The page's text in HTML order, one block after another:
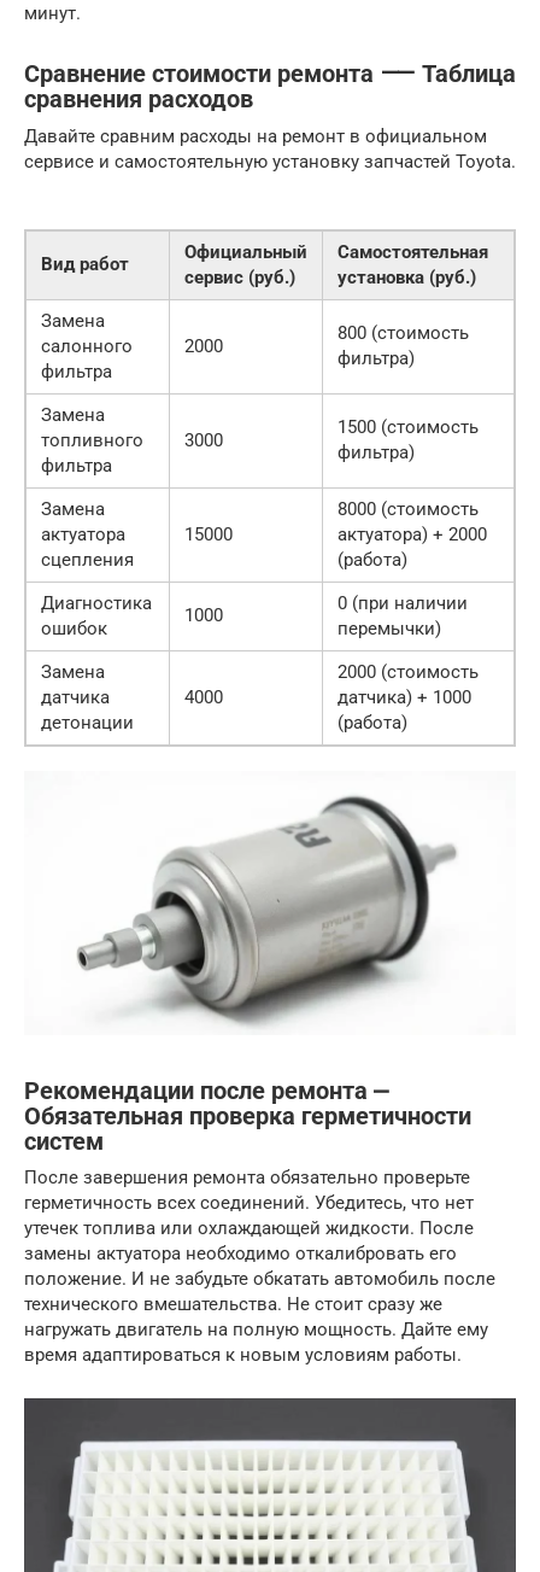
минут.
Сравнение стоимости ремонта ⸺ Таблица
сравнения расходов
Давайте сравним расходы на ремонт в официальном
сервисе и самостоятельную установку запчастей Toyota.
Вид работ
Официальный
сервис (руб.)
Самостоятельная
установка (руб.)
Замена
салонного
фильтра
2000
800 (стоимость
фильтра)
Замена
топливного
фильтра
3000
1500 (стоимость
фильтра)
Замена
актуатора
сцепления
15000
8000 (стоимость
актуатора) + 2000
(работа)
Диагностика
ошибок
1000
0 (при наличии
перемычки)
Замена
датчика
детонации
4000
2000 (стоимость
датчика) + 1000
(работа)
Рекомендации после ремонта ⎼
Обязательная проверка герметичности
систем
После завершения ремонта обязательно проверьте
герметичность всех соединений. Убедитесь, что нет
утечек топлива или охлаждающей жидкости. После
замены актуатора необходимо откалибровать его
положение. И не забудьте обкатать автомобиль после
технического вмешательства. Не стоит сразу же
нагружать двигатель на полную мощность. Дайте ему
время адаптироваться к новым условиям работы.